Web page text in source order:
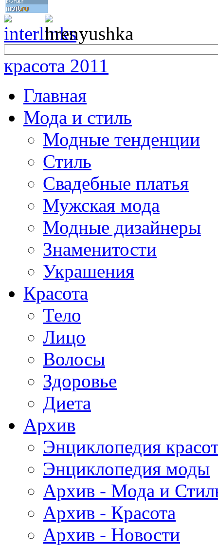
красота 2011
Главная
Мода и стиль
Модные тенденции
Стиль
Свадебные платья
Мужская мода
Модные дизайнеры
Знаменитости
Украшения
Красота
Тело
Лицо
Волосы
Здоровье
Диета
Архив
Энциклопедия
Энциклопедия моды
Архив - Мода и
Архив - Красота
Архив - Новости